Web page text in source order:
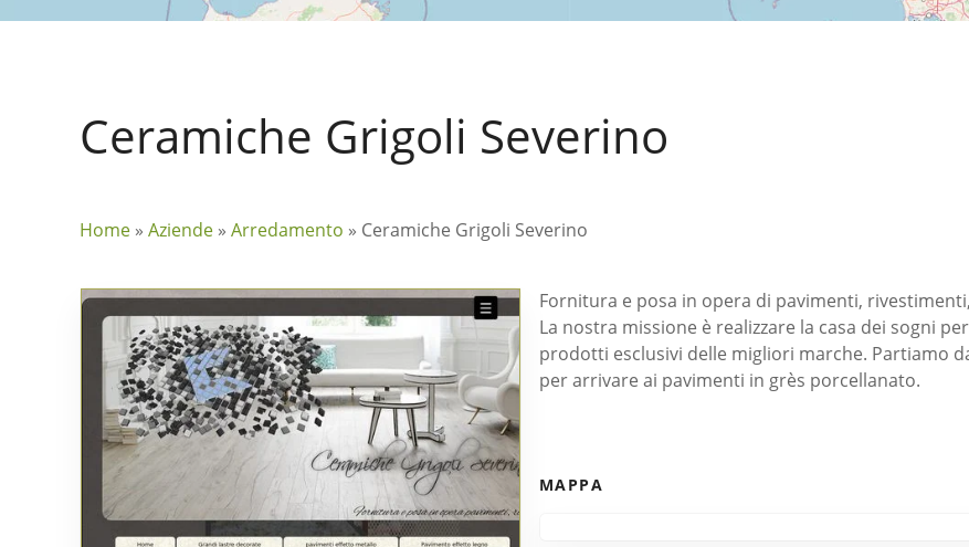
Ceramiche Grigoli Severino
Home » Aziende » Arredamento » Ceramiche Grigoli Severino
Fornitura e posa in opera di pavimenti,
La nostra missione è realizzare la casa dei sogni
prodotti esclusivi delle migliori marche. Partiamo
per arrivare ai pavimenti in grès porcellanato.
MAPPA